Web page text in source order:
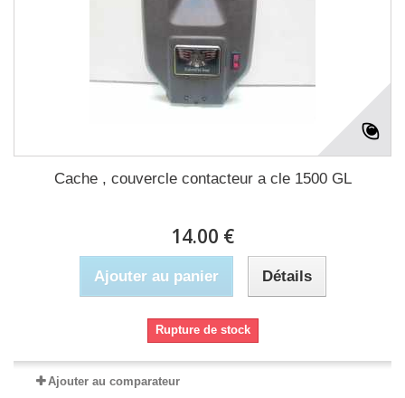
Cache , couvercle contacteur a cle 1500 GL
14.00 €
Ajouter au panier Détails
Rupture de stock
Ajouter au comparateur